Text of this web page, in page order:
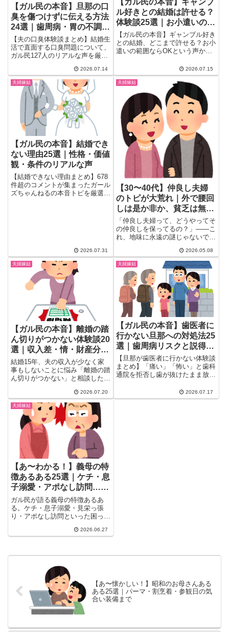
【ガル民の本音】旦那の口
臭を傷つけずに伝える方法
24選｜歯周病・胃の不調・
糖尿病のサインも本音まと
め
【夫の口臭体験談まとめ】結婚生
活で直面する口臭問題について、
ガル民127人のリアルな声を厳
ど隠れた病気のサインから、傷つ
けずに伝えるコツ、歯医者に誘う
方法まで検索しても出てこない本
音を一気にチェック。
2026.07.14
【ガル民の本音】ギャンブ
ル好きとの結婚は許せる？
体験談25選｜お小遣いの範
囲・離婚に至った実例まと
め
【ガル民の本音】ギャンブル好き
との結婚、どこまで許せる？お小
遣いの範囲ならOKという声か
壊れた壮絶な体験談まで、126件
のリアルな声を25選厳選しまし
た。離婚に至った実例やうまくい
ってる夫婦の秘訣、依存症のサイ
ンまで一気にチェックできます。
2026.07.15
夫婦嫁姑
【ガル民の本音】結婚でき
ない理由25選｜性格・価値
観・条件のリアルな声
【結婚できない理由まとめ】678
件超のコメントが集まったガール
ズちゃんねるの本音トピを厳選。
2026.07.31
夫婦嫁姑
【30〜40代】仲良し夫婦
のトピが大荒れ｜外で腰回
しは是か非か、貧乏は無理
論争
「仲良し夫婦って、どうやってそ
の仲良しを保ってるの？」――こ
れ、地味に永遠の謎じゃないです
2026.05.08
夫婦嫁姑
【ガル民の本音】離婚の踏
ん切りがつかない体験談20
選｜収入差・情・財産分与
のリアル
結婚15年、夫の収入が少なく家
事もしないことに悩み「離婚の踏
ん切りがつかない」と相談したガ
集結。情との向き合い方、別居と
いう選択肢、財産分与や婚姻費用
の注意点まで、離婚を迷うアラフ
ィフ女性のリアルな声と後押しを
まとめました。
2026.07.20
夫婦嫁姑
【ガル民の本音】歯医者に
行かない旦那への対処法25
選｜歯周病リスクと説得の
コツ
【旦那が歯医者に行かない体験談
まとめ】「痛い」「怖い」と歯科
通院を拒否し歯が抜けたまま放置
音を厳選。認知症・心筋梗塞など
全身疾患のリスク、実際に説得で
2026.07.17
夫婦嫁姑
【あ〜わかる！】義母の特
徴あるある25選｜ケチ・息
子溺愛・アポなし訪問…ガ
ル民の本音まとめ
ガル民が語る義母の特徴あるあ
る。ケチ・息子溺愛・見栄っ張
り・アポなし訪問といった困った
な理想の義母まで25選を厳選。
とめです。
2026.06.27
【あ〜懐かしい！】昭和のお母さんある
ある25選｜パーマ・割烹着・参観日の気
合い装備まで